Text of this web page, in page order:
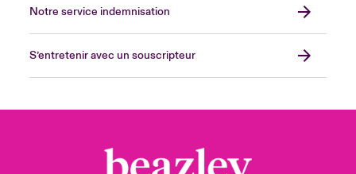
Notre service indemnisation
S’entretenir avec un souscripteur